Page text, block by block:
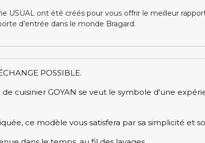
USUAL ont été créés pour vous offrir le meilleur
d’entrée dans le monde Bragard.
POSSIBLE.
cuisinier GOYAN se veut le symbole d'une
ce modèle vous satisfera par sa simplicité et